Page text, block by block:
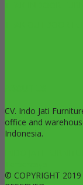
CV. Indo Jati
office and
Indonesia.
© COPYRIGHT 2019